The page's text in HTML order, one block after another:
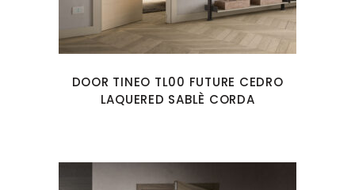
DOOR TINEO TL00 FUTURE CEDRO
LAQUERED SABLÈ CORDA